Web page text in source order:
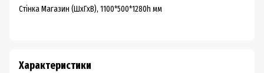
Стінка Магазин (ШхГхВ), 1100*500*1280h мм
Характеристики